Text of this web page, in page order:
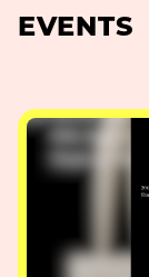
EVENTS